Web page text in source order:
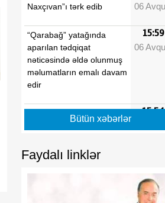
Naxçıvan”ı tərk edib
06
“Qarabağ” yatağında
aparılan tədqiqat
nəticəsində əldə olunmuş
məlumatların emalı davam
edir
15:59
06
Britaniya Rusiyaya qarşı
15:54
06
Bütün xəbərlər
Faydalı linklər